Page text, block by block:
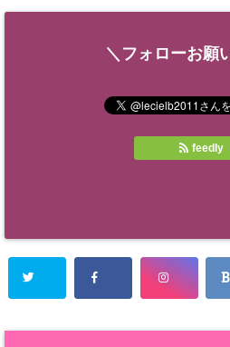
＼フォローお願
feedly